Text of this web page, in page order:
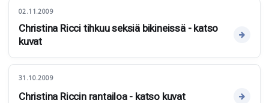
02.11.2009
Christina Ricci tihkuu seksiä bikineissä - katso
kuvat
31.10.2009
Christina Riccin rantailoa - katso kuvat